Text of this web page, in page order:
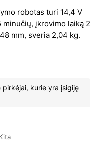
robotas turi 14,4 V
minučių, įkrovimo laiką 2
mm, sveria 2,04 kg.
pirkėjai, kurie yra įsigiję
Kita